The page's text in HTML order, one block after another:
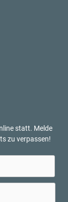
statt. Melde
zu verpassen!